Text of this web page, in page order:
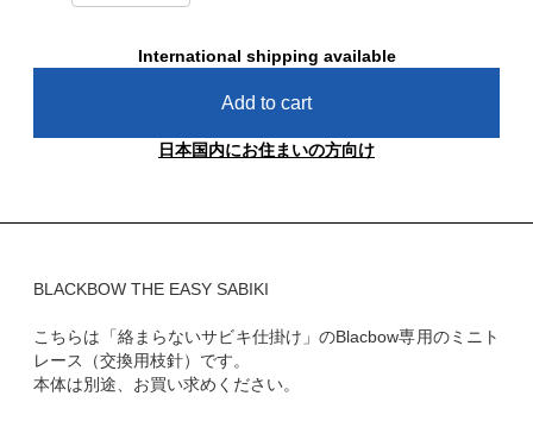
International shipping available
Add to cart
日本国内にお住まいの方向け
BLACKBOW THE EASY SABIKI
こちらは「絡まらないサビキ仕掛け」のBlacbow専用のミニト
レース（交換用枝針）です。
本体は別途、お買い求めください。